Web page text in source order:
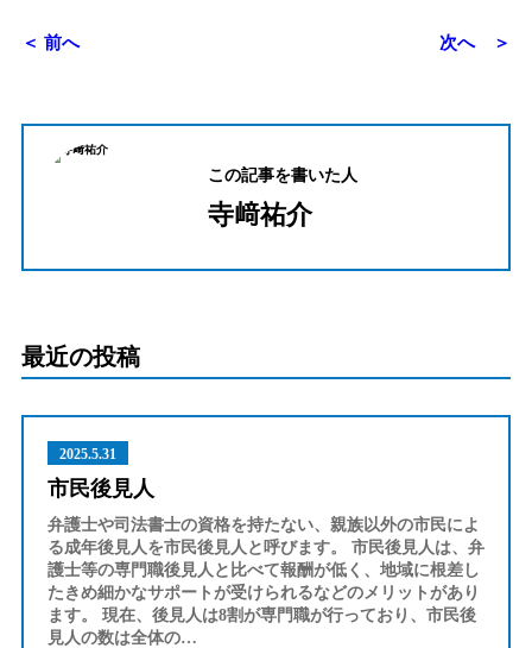
＜ 前へ 次へ ＞
この記事を書いた人
寺﨑祐介
最近の投稿
2025.5.31
市民後見人
弁護士や司法書士の資格を持たない、親族以外の市民によ
る成年後見人を市民後見人と呼びます。 市民後見人は、弁
護士等の専門職後見人と比べて報酬が低く、地域に根差し
たきめ細かなサポートが受けられるなどのメリットがあり
ます。 現在、後見人は8割が専門職が行っており、市民後
見人の数は全体の…